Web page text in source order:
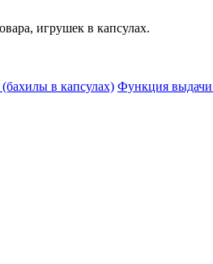
игрушек в капсулах.
в капсулах) Функция выдачи